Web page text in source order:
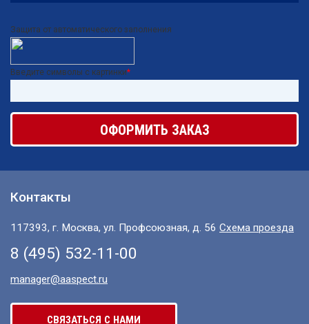
Защита от автоматического заполнения
Введите символы с картинки*
Контакты
117393, г. Москва, ул. Профсоюзная, д. 56 Схема проезда
8 (495) 532-11-00
manager@aaspect.ru
СВЯЗАТЬСЯ С НАМИ